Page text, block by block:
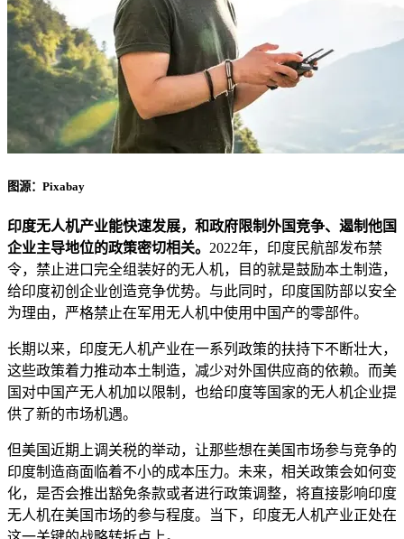
图源：Pixabay
印度无人机产业能快速发展，和政府限制外国竞争、遏制他国
企业主导地位的政策密切相关。 2022年，印度民航部发布禁
令，禁止进口完全组装好的无人机，目的就是鼓励本土制造，
给印度初创企业创造竞争优势。与此同时，印度国防部以安全
为理由，严格禁止在军用无人机中使用中国产的零部件。
长期以来，印度无人机产业在一系列政策的扶持下不断壮大，
这些政策着力推动本土制造，减少对外国供应商的依赖。而美
国对中国产无人机加以限制，也给印度等国家的无人机企业提
供了新的市场机遇。
但美国近期上调关税的举动，让那些想在美国市场参与竞争的
印度制造商面临着不小的成本压力。未来，相关政策会如何变
化，是否会推出豁免条款或者进行政策调整，将直接影响印度
无人机在美国市场的参与程度。当下，印度无人机产业正处在